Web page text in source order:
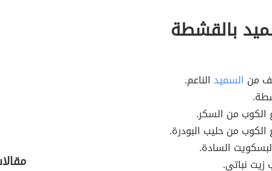
بالقشطة
من السميد الناعم.
الكوب من السكر.
الكوب من حليب البودرة.
السادة.
نباتي.